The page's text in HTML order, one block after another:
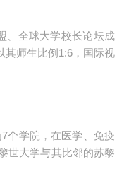
、全球大学校长论坛成
其师生比例1:6，国际视
个学院，在医学、免疫
世大学与其比邻的苏黎